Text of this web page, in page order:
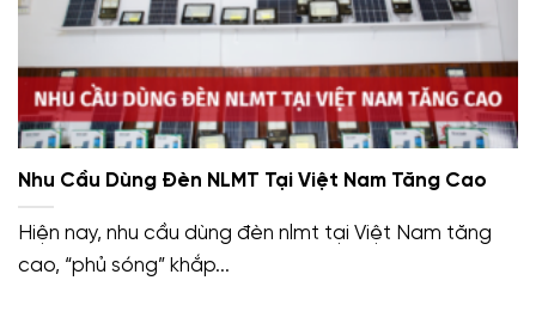
Nhu Cầu Dùng Đèn NLMT Tại Việt Nam Tăng Cao
Hiện nay, nhu cầu dùng đèn nlmt tại Việt Nam tăng
cao, “phủ sóng” khắp...